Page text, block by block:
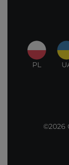
PL
©2026